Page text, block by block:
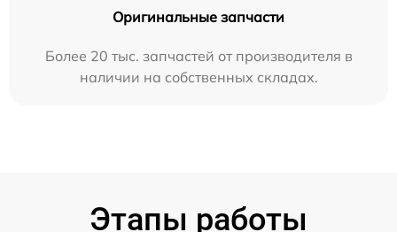
Оригинальные запчасти
Более 20 тыс. запчастей от производителя в
наличии на собственных складах.
Этапы работы